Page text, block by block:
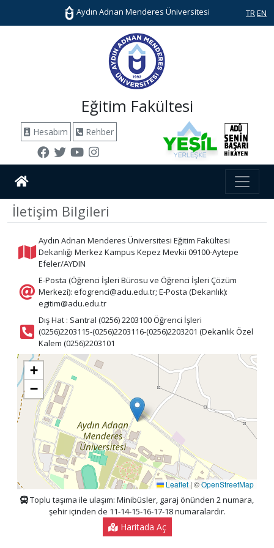
Aydın Adnan Menderes Üniversitesi TR EN
Eğitim Fakültesi
Hesabım Rehber
İletişim Bilgileri
Aydın Adnan Menderes Üniversitesi Eğitim Fakültesi
Dekanlığı Merkez Kampus Kepez Mevkii 09100-Aytepe
Efeler/AYDIN
E-Posta (Öğrenci İşleri Bürosu ve Öğrenci İşleri Çözüm
Merkezi): efogrenci@adu.edu.tr; E-Posta (Dekanlık):
egitim@adu.edu.tr
Dış Hat : Santral (0256) 2203100 Öğrenci İşleri
(0256)2203115-(0256)2203116-(0256)2203201 (Dekanlık Özel
Kalem (0256)2203101
+
−
Leaflet | ©OpenStreetMap
Toplu taşıma ile ulaşım: Minibüsler, garaj önünden 2 numara,
şehir içinden de 11-14-15-16-17-18 numaralardır.
Haritada Aç